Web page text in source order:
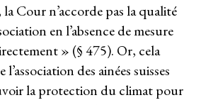
Cour n’accorde pas la qualité
en l’absence de mesure
» (§ 475). Or, cela
des ainées suisses
la protection du climat pour